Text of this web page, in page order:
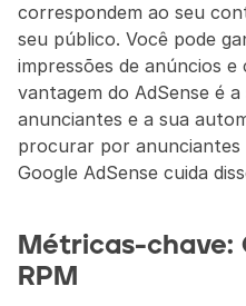
correspondem ao seu
seu público. Você pode
impressões de anúncios e
vantagem do AdSense é
anunciantes e a sua
procurar por
Google AdSense cuida
Métricas-chave:
RPM